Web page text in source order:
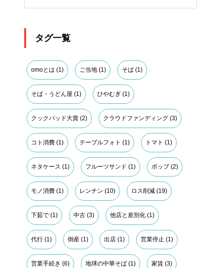
タグ一覧
omoとは (1) ご当地 (1) そば (1)
そば・うどん屋 (1) ひやむぎ (1)
クックパッド大賞 (2) クラウドファンディング (3)
コト消費 (1) テーブルフォト (1) トマト (1)
ネタケース (1) フルーツサンド (1) ポップ(2)
モノ消費 (1) レンチン (10) ロス削減 (19)
下茹で (1) 中古 (3) 他店と差別化 (1)
代行 (1) 倒産 (1) 出店 (1) 営業停止 (1)
営業手続き (6) 地球の中華そば (1) 家賃 (3)